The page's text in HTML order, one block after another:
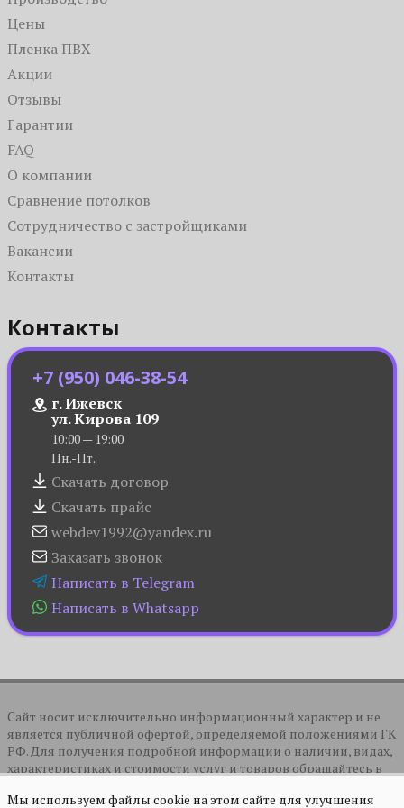
Цены
Пленка ПВХ
Акции
Отзывы
Гарантии
FAQ
О компании
Сравнение потолков
Сотрудничество с застройщиками
Вакансии
Контакты
Контакты
+7 (950) 046-38-54
г. Ижевск
ул. Кирова 109
10:00 — 19:00
Пн.-Пт.
Скачать договор
Скачать прайс
webdev1992@yandex.ru
Заказать звонок
Написать в Telegram
Написать в Whatsapp
Сайт носит исключительно информационный характер и не
является публичной офертой, определяемой положениями ГК
РФ. Для получения подробной информации о наличии, видах,
характеристиках и стоимости услуг и товаров обращайтесь в
Мы используем файлы cookie на этом сайте для улучшения